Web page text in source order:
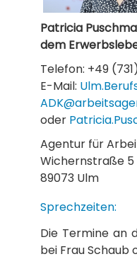
Patricia
dem
Telefon: +49 (731)
E-Mail:
oder
Agentur für
Wichernstraße 5
89073 Ulm
Sprechzeiten:
Die Termine an
bei Frau Schaub